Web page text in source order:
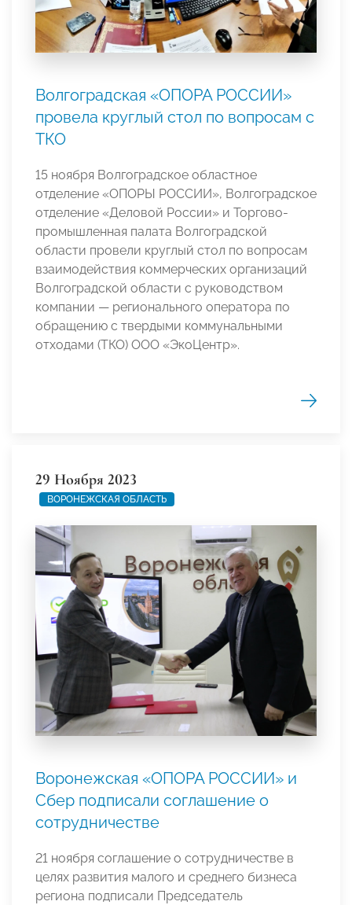
Волгоградская «ОПОРА РОССИИ»
провела круглый стол по вопросам с
ТКО
15 ноября Волгоградское областное
отделение «ОПОРЫ РОССИИ», Волгоградское
отделение «Деловой России» и Торгово-
промышленная палата Волгоградской
области провели круглый стол по вопросам
взаимодействия коммерческих организаций
Волгоградской области с руководством
компании — регионального оператора по
обращению с твердыми коммунальными
отходами (ТКО) ООО «ЭкоЦентр».
29 Ноября 2023
ВОРОНЕЖСКАЯ ОБЛАСТЬ
Воронежская «ОПОРА РОССИИ» и
Сбер подписали соглашение о
сотрудничестве
21 ноября соглашение о сотрудничестве в
целях развития малого и среднего бизнеса
региона подписали Председатель